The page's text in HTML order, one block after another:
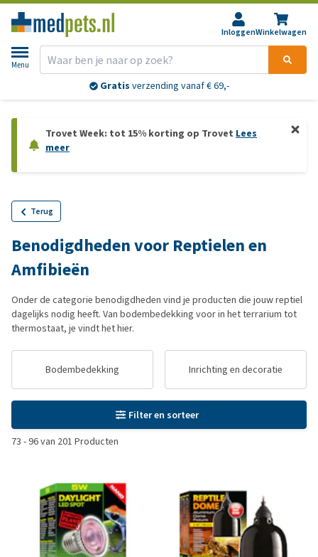
InloggenWinkelwagen
Menu
Gratis verzending vanaf € 69,-
Trovet Week: tot 15% korting op Trovet Lees
meer
Terug
Benodigdheden voor Reptielen en
Amfibieën
Onder de categorie benodigdheden vind je producten die jouw reptiel
dagelijks nodig heeft. Van bodembedekking voor in het terrarium tot
thermostaat, je vindt het hier.
Bodembedekking Inrichting en decoratie
Filter en sorteer
73 -96van 201 Producten